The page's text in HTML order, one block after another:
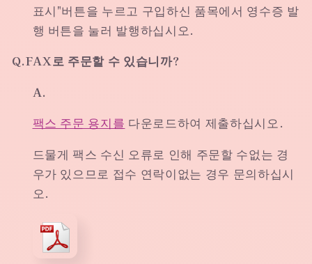
표시"버튼을 누르고 구입하신 품목에서 영수증 발
행 버튼을 눌러 발행하십시오.
Q.FAX로 주문할 수 있습니까?
A.
팩스 주문 용지를 다운로드하여 제출하십시오.
드물게 팩스 수신 오류로 인해 주문할 수없는 경
우가 있으므로 접수 연락이없는 경우 문의하십시
오.